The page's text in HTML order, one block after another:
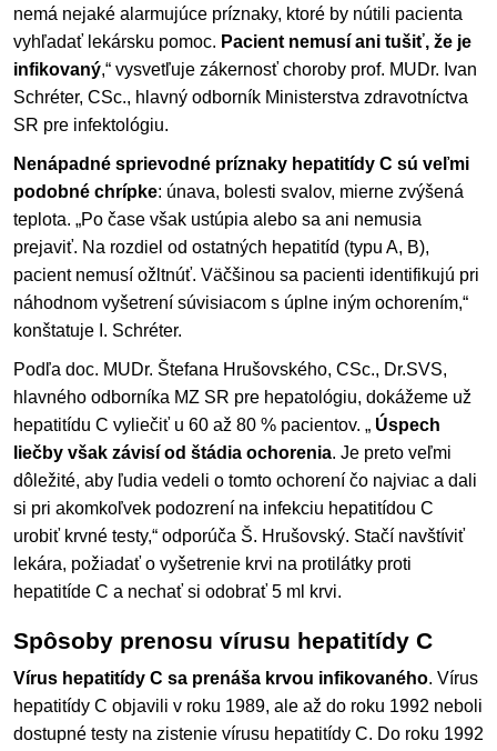
nemá nejaké alarmujúce príznaky, ktoré by nútili pacienta
vyhľadať lekársku pomoc. Pacient nemusí ani tušiť, že je
infikovaný,“ vysvetľuje zákernosť choroby prof. MUDr. Ivan
Schréter, CSc., hlavný odborník Ministerstva zdravotníctva
SR pre infektológiu.
Nenápadné sprievodné príznaky hepatitídy C sú veľmi
podobné chrípke: únava, bolesti svalov, mierne zvýšená
teplota. „Po čase však ustúpia alebo sa ani nemusia
prejaviť. Na rozdiel od ostatných hepatitíd (typu A, B),
pacient nemusí ožltnúť. Väčšinou sa pacienti identifikujú pri
náhodnom vyšetrení súvisiacom s úplne iným ochorením,“
konštatuje I. Schréter.
Podľa doc. MUDr. Štefana Hrušovského, CSc., Dr.SVS,
hlavného odborníka MZ SR pre hepatológiu, dokážeme už
hepatitídu C vyliečiť u 60 až 80 % pacientov. „ Úspech
liečby však závisí od štádia ochorenia. Je preto veľmi
dôležité, aby ľudia vedeli o tomto ochorení čo najviac a dali
si pri akomkoľvek podozrení na infekciu hepatitídou C
urobiť krvné testy,“ odporúča Š. Hrušovský. Stačí navštíviť
lekára, požiadať o vyšetrenie krvi na protilátky proti
hepatitíde C a nechať si odobrať 5 ml krvi.
Spôsoby prenosu vírusu hepatitídy C
Vírus hepatitídy C sa prenáša krvou infikovaného. Vírus
hepatitídy C objavili v roku 1989, ale až do roku 1992 neboli
dostupné testy na zistenie vírusu hepatitídy C. Do roku 1992